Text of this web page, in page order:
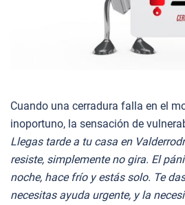
Cuando una cerradura falla en el
inoportuno, la sensación de
Llegas tarde a tu casa en
resiste, simplemente no gira. El
noche, hace frío y estás solo. Te
necesitas ayuda urgente, y la